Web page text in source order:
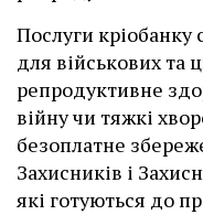
Послуги
для військових та
репродуктивне
війну чи тяжкі
безоплатне
Захисників і
які готуються до